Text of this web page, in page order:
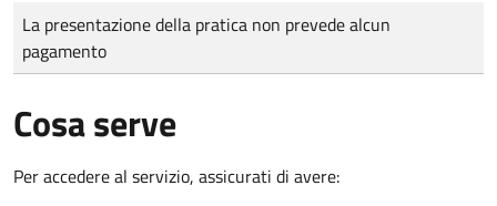
Tipo di pagamento
Importo
La presentazione della pratica non prevede alcun
pagamento
Cosa serve
Per accedere al servizio, assicurati di avere: